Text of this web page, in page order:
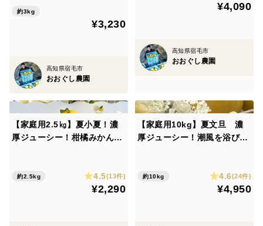
約3kg
¥3,230
高知県宿毛市
おおぐし農園
¥4,090
高知県宿毛市
おおぐし農園
【家庭用2.5㎏】夏小夏！濃
厚ジューシー！柑橘みかんオ
約2.5kg 4.5(13件)
¥2,290
【家庭用10kg】夏文旦 濃
厚ジューシー！潮風を浴びた
約10kg 4.6(24件)
¥4,950